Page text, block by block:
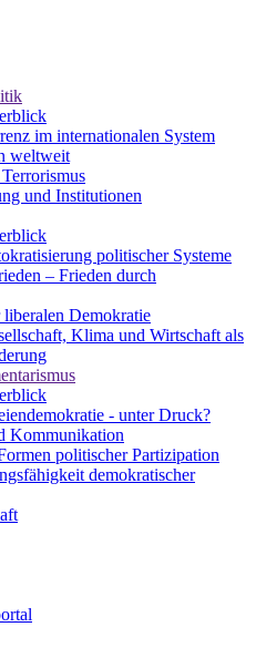
im internationalen System
weltweit
und Institutionen
politischer Systeme
– Frieden durch
Demokratie
Klima und Wirtschaft als
- unter Druck?
Kommunikation
politischer Partizipation
demokratischer